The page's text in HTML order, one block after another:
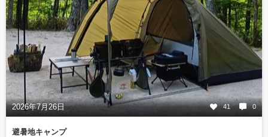
2026年7月26日 41 0
避暑地キャンプ